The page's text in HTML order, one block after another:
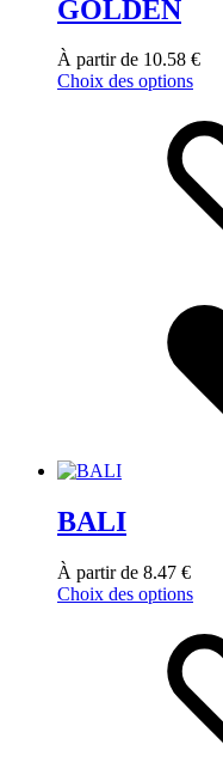
GOLDEN
À partir de 10.58 €
Choix des options
BALI
À partir de 8.47 €
Choix des options